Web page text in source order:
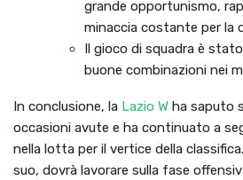
grande opportunismo,
minaccia costante per la
Il gioco di squadra è
buone combinazioni nei
In conclusione, la Lazio W ha saputo
occasioni avute e ha continuato a
nella lotta per il vertice della
suo, dovrà lavorare sulla fase